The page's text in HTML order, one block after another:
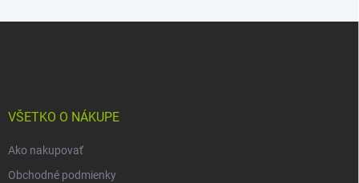
VŠETKO O NÁKUPE
Ako nakupovať
Obchodné podmienky